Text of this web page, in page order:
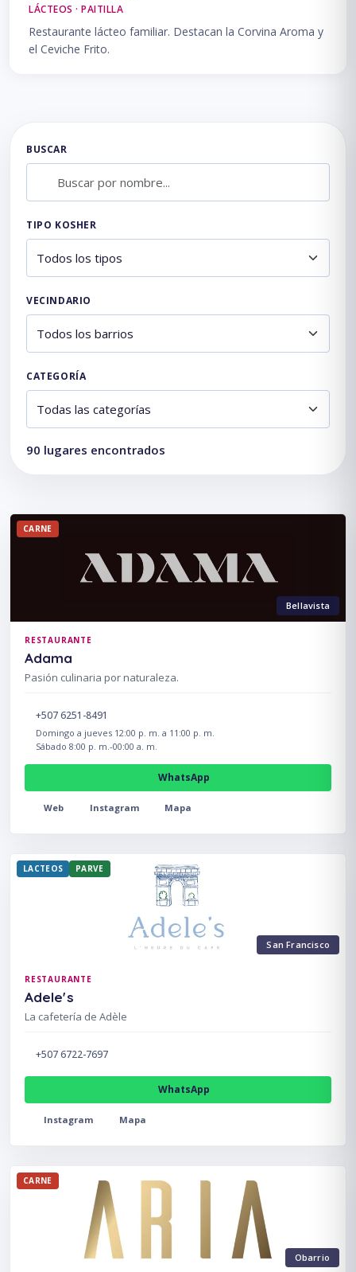
LÁCTEOS · PAITILLA
Restaurante lácteo familiar. Destacan la Corvina Aroma y
el Ceviche Frito.
BUSCAR
TIPO KOSHER
VECINDARIO
CATEGORÍA
90 lugares encontrados
Bellavista
CARNE
RESTAURANTE
Adama
Pasión culinaria por naturaleza.
+507 6251-8491
Domingo a jueves 12:00 p. m. a 11:00 p. m.
Sábado 8:00 p. m.-00:00 a. m.
WhatsApp
Web Instagram Mapa
San Francisco
LACTEOS PARVE
RESTAURANTE
Adele's
La cafetería de Adèle
+507 6722-7697
WhatsApp
Instagram Mapa
Obarrio
CARNE